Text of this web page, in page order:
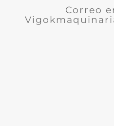
Correo